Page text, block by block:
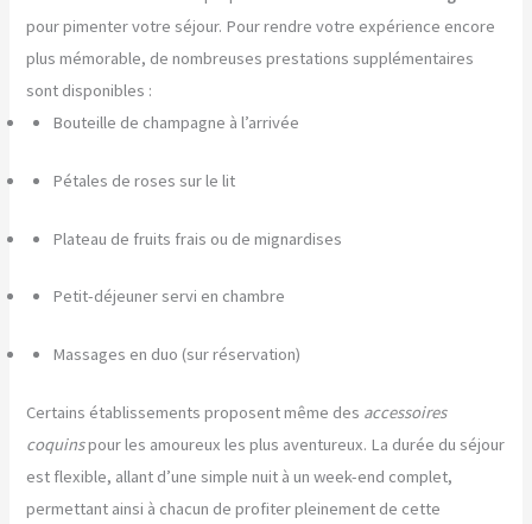
pour pimenter votre séjour. Pour rendre votre expérience encore
plus mémorable, de nombreuses prestations supplémentaires
sont disponibles :
Bouteille de champagne à l’arrivée
Pétales de roses sur le lit
Plateau de fruits frais ou de mignardises
Petit-déjeuner servi en chambre
Massages en duo (sur réservation)
Certains établissements proposent même des accessoires
coquinspour les amoureux les plus aventureux. La durée du séjour
est flexible, allant d’une simple nuit à un week-end complet,
permettant ainsi à chacun de profiter pleinement de cette